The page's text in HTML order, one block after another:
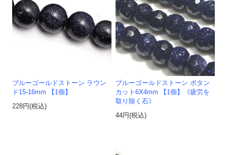
ブルーゴールドストーン ラウン
ド15-16mm 【1個】
228円(税込)
ブルーゴールドストーン ボタン
カット6X4mm 【1個】《疲労を
取り除く石》
44円(税込)